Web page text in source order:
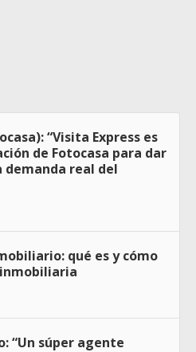
“Visita Express es
de Fotocasa para dar
demanda real del
qué es y cómo
“Un súper agente